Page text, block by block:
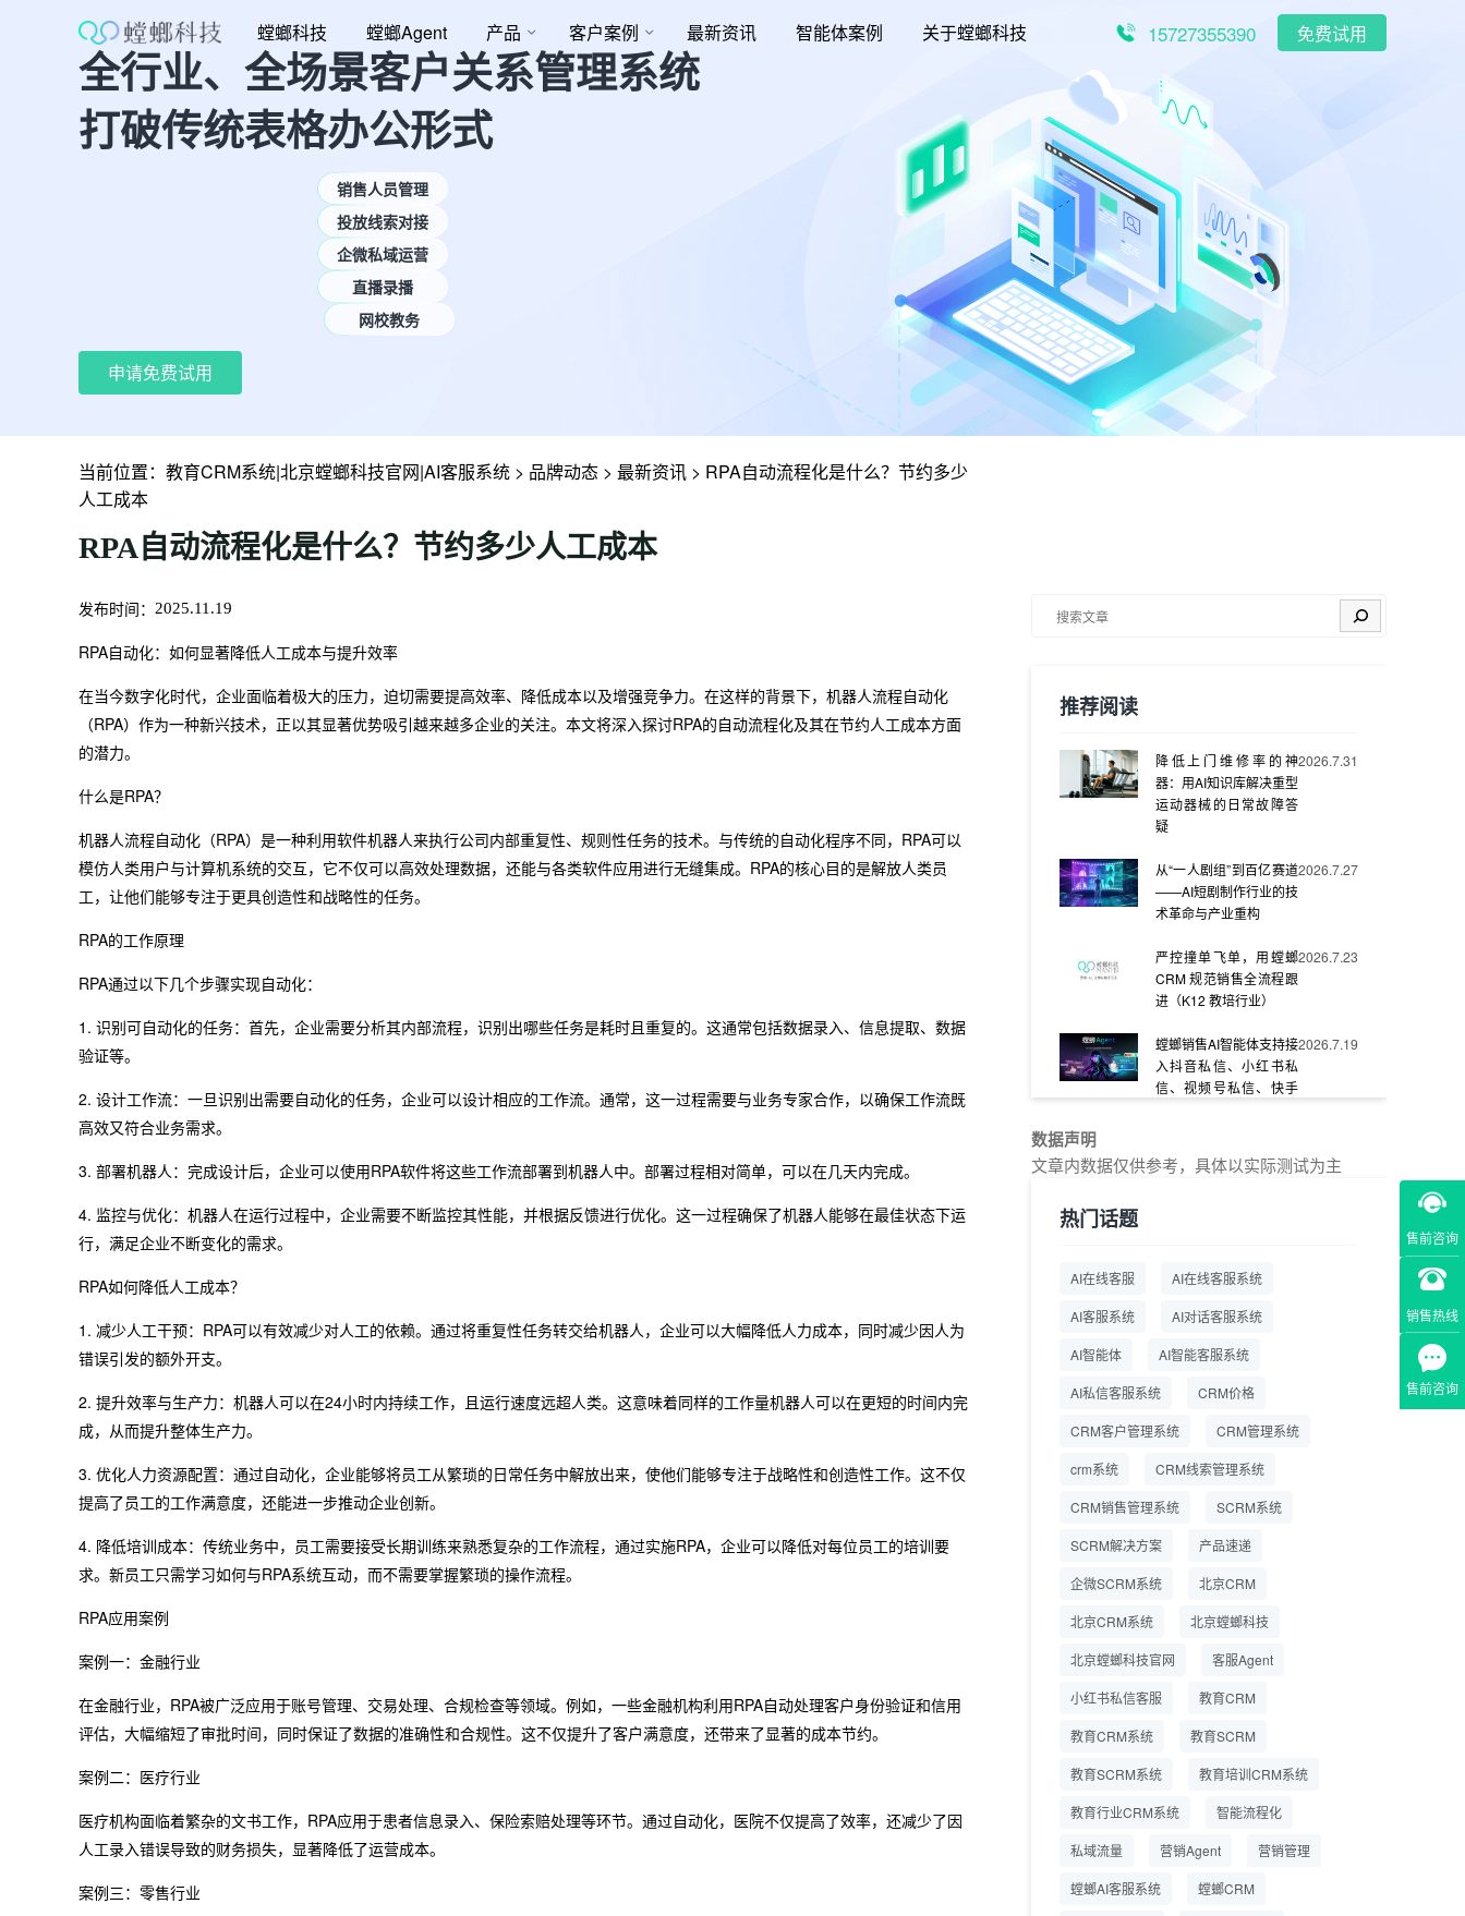
螳螂科技 螳螂Agent 产品 客户案例 最新资讯 智能体案例 关于螳螂科技 15727355390 免费试用
全行业、全场景客户关系管理系统
打破传统表格办公形式
销售人员管理
投放线索对接
企微私域运营
直播录播
网校教务
申请免费试用
售前咨询
销售热线
售前咨询
当前位置： 教育CRM系统|北京螳螂科技官网|AI客服系统 > 品牌动态 > 最新资讯 > RPA自动流程化是什么？节约多少
人工成本
RPA自动流程化是什么？节约多少人工成本
发布时间： 2025.11.19
RPA自动化：如何显著降低人工成本与提升效率
在当今数字化时代，企业面临着极大的压力，迫切需要提高效率、降低成本以及增强竞争力。在这样的背景下，机器人流程自动化
（RPA）作为一种新兴技术，正以其显著优势吸引越来越多企业的关注。本文将深入探讨RPA的自动流程化及其在节约人工成本方面
的潜力。
什么是RPA？
机器人流程自动化（RPA）是一种利用软件机器人来执行公司内部重复性、规则性任务的技术。与传统的自动化程序不同，RPA可以
模仿人类用户与计算机系统的交互，它不仅可以高效处理数据，还能与各类软件应用进行无缝集成。RPA的核心目的是解放人类员
工，让他们能够专注于更具创造性和战略性的任务。
RPA的工作原理
RPA通过以下几个步骤实现自动化：
1. 识别可自动化的任务：首先，企业需要分析其内部流程，识别出哪些任务是耗时且重复的。这通常包括数据录入、信息提取、数据
验证等。
2. 设计工作流：一旦识别出需要自动化的任务，企业可以设计相应的工作流。通常，这一过程需要与业务专家合作，以确保工作流既
高效又符合业务需求。
3. 部署机器人：完成设计后，企业可以使用RPA软件将这些工作流部署到机器人中。部署过程相对简单，可以在几天内完成。
4. 监控与优化：机器人在运行过程中，企业需要不断监控其性能，并根据反馈进行优化。这一过程确保了机器人能够在最佳状态下运
行，满足企业不断变化的需求。
RPA如何降低人工成本？
1. 减少人工干预：RPA可以有效减少对人工的依赖。通过将重复性任务转交给机器人，企业可以大幅降低人力成本，同时减少因人为
错误引发的额外开支。
2. 提升效率与生产力：机器人可以在24小时内持续工作，且运行速度远超人类。这意味着同样的工作量机器人可以在更短的时间内完
成，从而提升整体生产力。
3. 优化人力资源配置：通过自动化，企业能够将员工从繁琐的日常任务中解放出来，使他们能够专注于战略性和创造性工作。这不仅
提高了员工的工作满意度，还能进一步推动企业创新。
4. 降低培训成本：传统业务中，员工需要接受长期训练来熟悉复杂的工作流程，通过实施RPA，企业可以降低对每位员工的培训要
求。新员工只需学习如何与RPA系统互动，而不需要掌握繁琐的操作流程。
RPA应用案例
案例一：金融行业
在金融行业，RPA被广泛应用于账号管理、交易处理、合规检查等领域。例如，一些金融机构利用RPA自动处理客户身份验证和信用
评估，大幅缩短了审批时间，同时保证了数据的准确性和合规性。这不仅提升了客户满意度，还带来了显著的成本节约。
案例二：医疗行业
医疗机构面临着繁杂的文书工作，RPA应用于患者信息录入、保险索赔处理等环节。通过自动化，医院不仅提高了效率，还减少了因
人工录入错误导致的财务损失，显著降低了运营成本。
案例三：零售行业
搜索
推荐阅读
降低上门维修率的神
器：用AI知识库解决重型
运动器械的日常故障答
疑
2026.7.31
从“一人剧组”到百亿赛道
——AI短剧制作行业的技
术革命与产业重构
2026.7.27
严控撞单飞单，用螳螂
CRM 规范销售全流程跟
进（K12 教培行业）
2026.7.23
螳螂销售AI智能体支持接
入抖音私信、小红书私
信、视频号私信、快手
2026.7.19
螳螂系统专为K12/职业
交：螳螂科技销售AI智能
一站式SCRM系统企微
全流程
商用SCRM系统企微工
营成本
2026.7.14
企业微信 私域用户精细
螳螂教育CRM助力教培
机构精细化运营
数据声明
文章内数据仅供参考，具体以实际测试为主
热门话题
AI在线客服 AI在线客服系统
AI客服系统 AI对话客服系统
AI智能体 AI智能客服系统
AI私信客服系统 CRM价格
CRM客户管理系统 CRM管理系统
crm系统 CRM线索管理系统
CRM销售管理系统 SCRM系统
SCRM解决方案 产品速递
企微SCRM系统 北京CRM
北京CRM系统 北京螳螂科技
北京螳螂科技官网 客服Agent
小红书私信客服 教育CRM
教育CRM系统 教育SCRM
教育SCRM系统 教育培训CRM系统
教育行业CRM系统 智能流程化
私域流量 营销Agent 营销管理
螳螂AI客服系统 螳螂CRM